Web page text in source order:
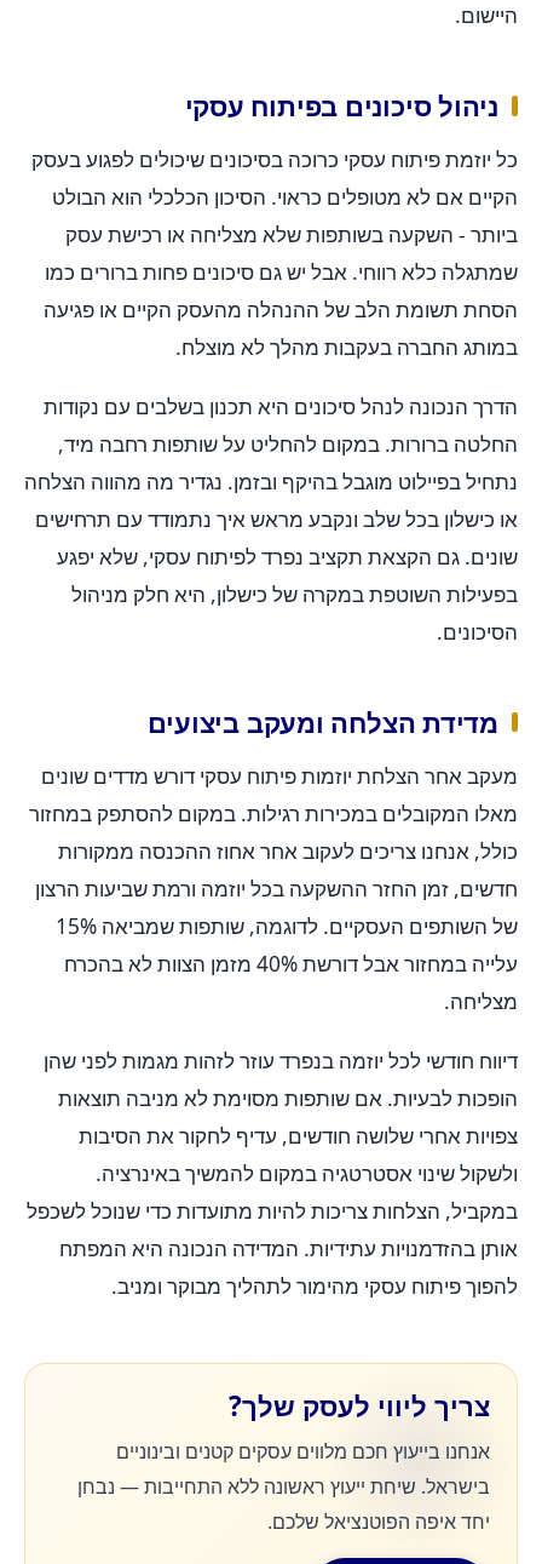
היישום.
ניהול סיכונים בפיתוח עסקי
כל יוזמת פיתוח עסקי כרוכה בסיכונים שיכולים לפגוע בעסק
הקיים אם לא מטופלים כראוי. הסיכון הכלכלי הוא הבולט
ביותר - השקעה בשותפות שלא מצליחה או רכישת עסק
שמתגלה כלא רווחי. אבל יש גם סיכונים פחות ברורים כמו
הסחת תשומת הלב של ההנהלה מהעסק הקיים או פגיעה
במותג החברה בעקבות מהלך לא מוצלח.
הדרך הנכונה לנהל סיכונים היא תכנון בשלבים עם נקודות
החלטה ברורות. במקום להחליט על שותפות רחבה מיד,
נתחיל בפיילוט מוגבל בהיקף ובזמן. נגדיר מה מהווה הצלחה
או כישלון בכל שלב ונקבע מראש איך נתמודד עם תרחישים
שונים. גם הקצאת תקציב נפרד לפיתוח עסקי, שלא יפגע
בפעילות השוטפת במקרה של כישלון, היא חלק מניהול
הסיכונים.
מדידת הצלחה ומעקב ביצועים
מעקב אחר הצלחת יוזמות פיתוח עסקי דורש מדדים שונים
מאלו המקובלים במכירות רגילות. במקום להסתפק במחזור
כולל, אנחנו צריכים לעקוב אחר אחוז ההכנסה ממקורות
חדשים, זמן החזר ההשקעה בכל יוזמה ורמת שביעות הרצון
של השותפים העסקיים. לדוגמה, שותפות שמביאה 15%
עלייה במחזור אבל דורשת 40% מזמן הצוות לא בהכרח
מצליחה.
דיווח חודשי לכל יוזמה בנפרד עוזר לזהות מגמות לפני שהן
הופכות לבעיות. אם שותפות מסוימת לא מניבה תוצאות
צפויות אחרי שלושה חודשים, עדיף לחקור את הסיבות
ולשקול שינוי אסטרטגיה במקום להמשיך באינרציה.
במקביל, הצלחות צריכות להיות מתועדות כדי שנוכל לשכפל
אותן בהזדמנויות עתידיות. המדידה הנכונה היא המפתח
להפוך פיתוח עסקי מהימור לתהליך מבוקר ומניב.
צריך ליווי לעסק שלך?
אנחנו בייעוץ חכם מלווים עסקים קטנים ובינוניים
בישראל. שיחת ייעוץ ראשונה ללא התחייבות — נבחן
יחד איפה הפוטנציאל שלכם.